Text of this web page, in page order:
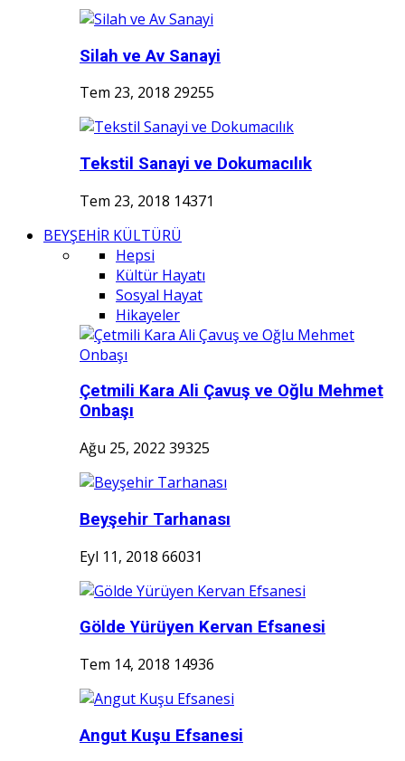
Silah ve Av Sanayi
Tem 23, 2018 29255
Tekstil Sanayi ve Dokumacılık
Tem 23, 2018 14371
BEYŞEHİR KÜLTÜRÜ
Hepsi
Kültür Hayatı
Sosyal Hayat
Hikayeler
Çetmili Kara Ali Çavuş ve Oğlu Mehmet
Onbaşı
Ağu 25, 2022 39325
Beyşehir Tarhanası
Eyl 11, 2018 66031
Gölde Yürüyen Kervan Efsanesi
Tem 14, 2018 14936
Angut Kuşu Efsanesi